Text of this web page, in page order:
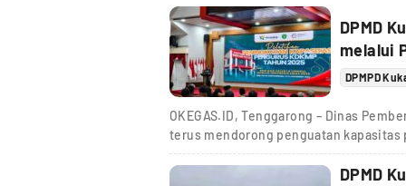
DPMD
melalui
DPMPD
OKEGAS.ID, Tenggarong – Dinas
terus mendorong penguatan kapasitas
DPMD